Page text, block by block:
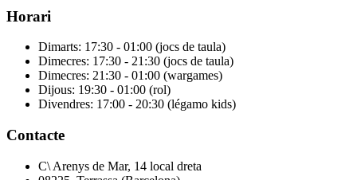
Horari
Dimarts: 17:30 - 01:00 (jocs de taula)
Dimecres: 17:30 - 21:30 (jocs de taula)
Dimecres: 21:30 - 01:00 (wargames)
Dijous: 19:30 - 01:00 (rol)
Divendres: 17:00 - 20:30 (légamo kids)
Contacte
C\ Arenys de Mar, 14 local dreta